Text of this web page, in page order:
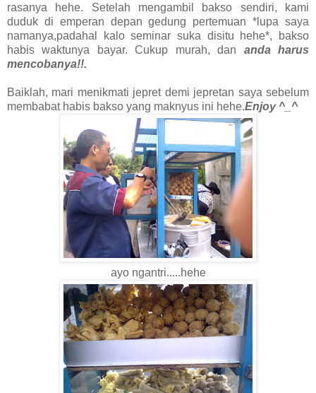
rasanya hehe. Setelah mengambil bakso sendiri, kami
duduk di emperan depan gedung pertemuan *lupa saya
namanya,padahal kalo seminar suka disitu hehe*, bakso
habis waktunya bayar. Cukup murah, dan anda harus
mencobanya!!.
Baiklah, mari menikmati jepret demi jepretan saya sebelum
membabat habis bakso yang maknyus ini hehe.Enjoy ^_^
ayo ngantri.....hehe